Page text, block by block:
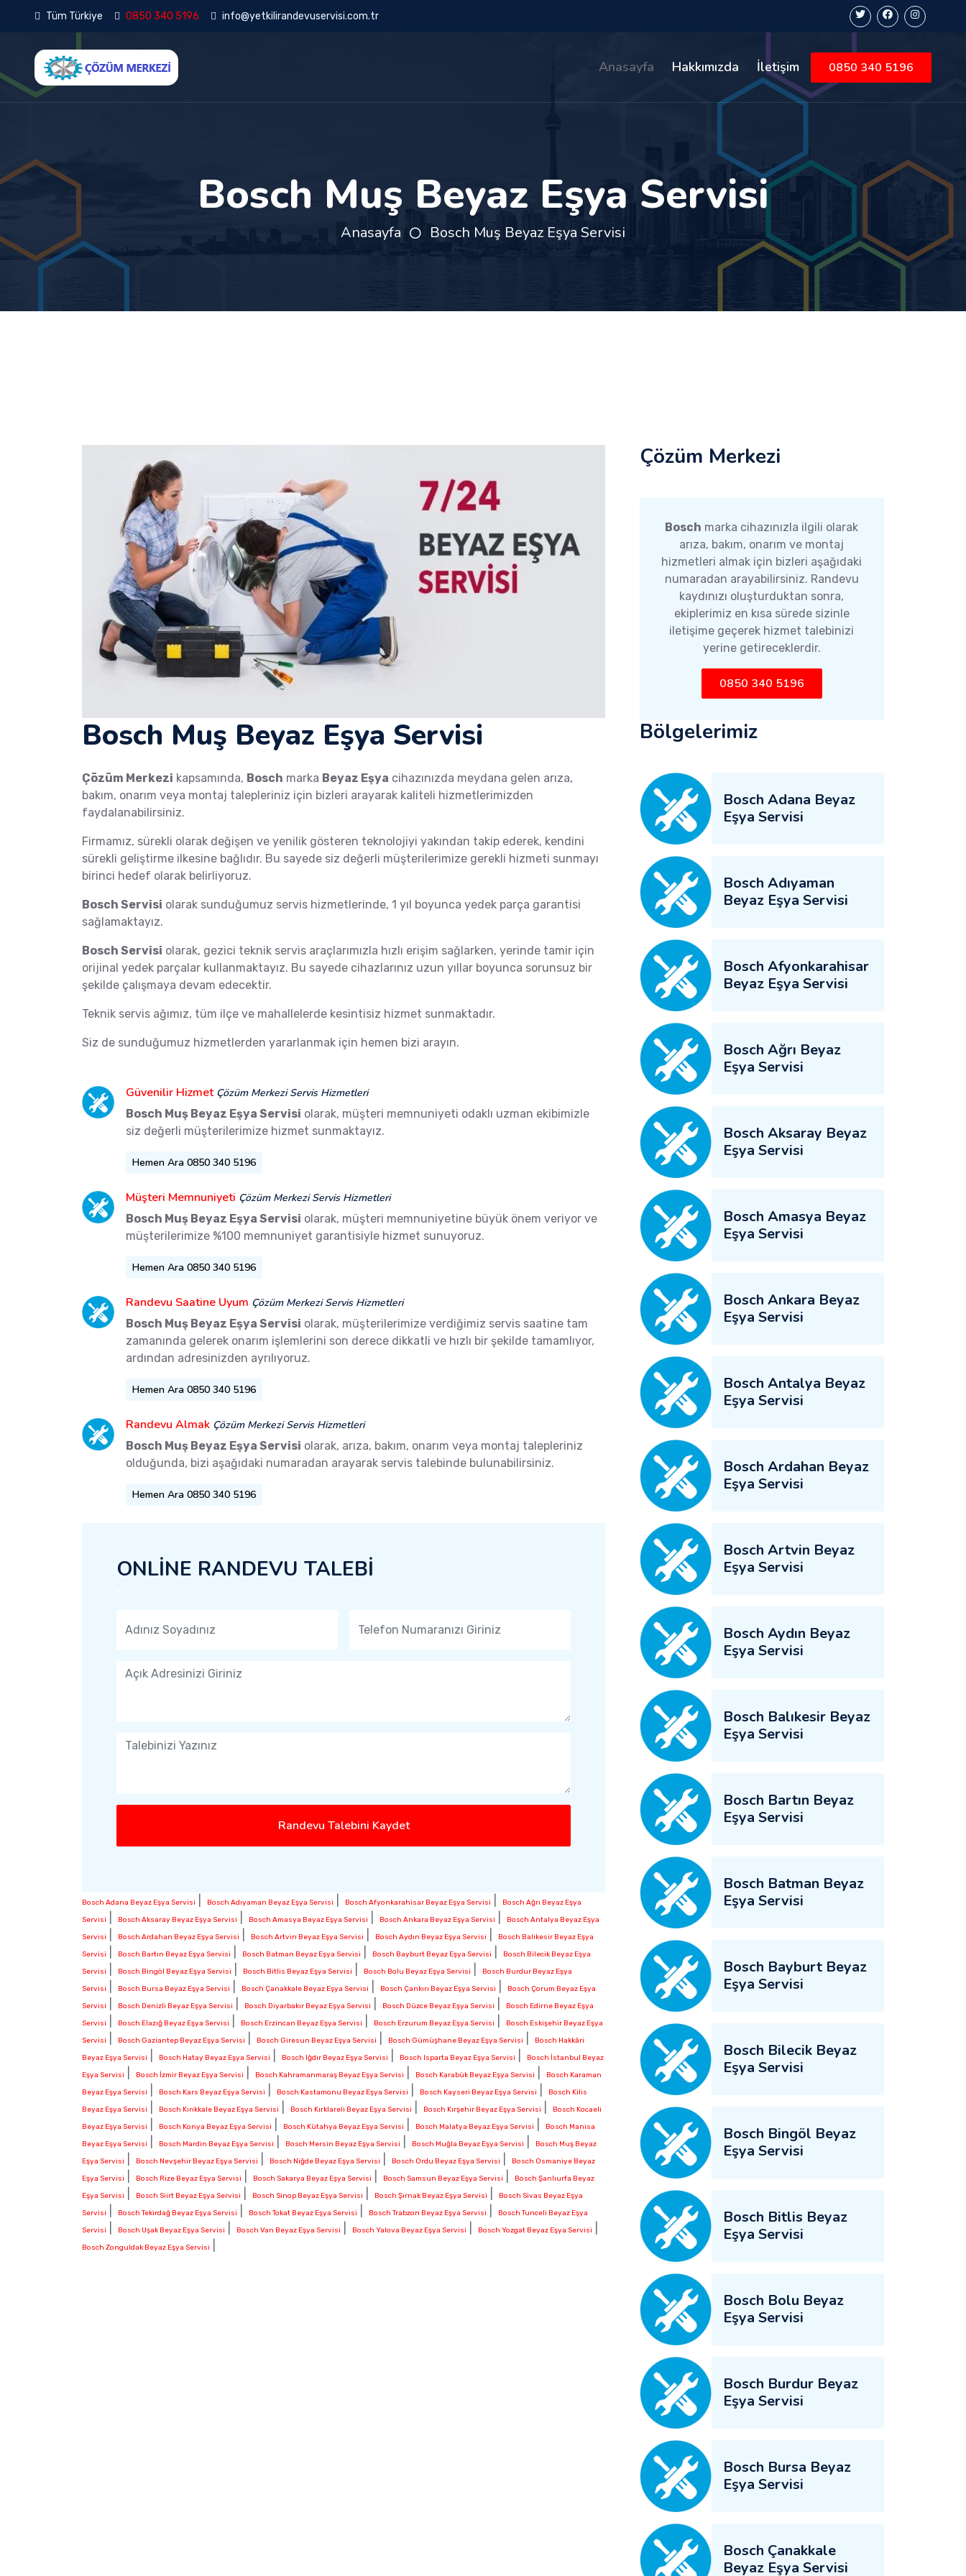
Tüm Türkiye 0850 340 5196 info@yetkilirandevuservisi.com.tr
Anasayfa Hakkımızda İletişim 0850 340 5196
Bosch Muş Beyaz Eşya Servisi
Anasayfa Bosch Muş Beyaz Eşya Servisi
Bosch Muş Beyaz Eşya Servisi
Çözüm Merkezi kapsamında, Bosch marka Beyaz Eşya cihazınızda meydana gelen arıza,
bakım, onarım veya montaj talepleriniz için bizleri arayarak kaliteli hizmetlerimizden
faydalanabilirsiniz.
Firmamız, sürekli olarak değişen ve yenilik gösteren teknolojiyi yakından takip ederek, kendini
sürekli geliştirme ilkesine bağlıdır. Bu sayede siz değerli müşterilerimize gerekli hizmeti sunmayı
birinci hedef olarak belirliyoruz.
Bosch Servisi olarak sunduğumuz servis hizmetlerinde, 1 yıl boyunca yedek parça garantisi
sağlamaktayız.
Bosch Servisi olarak, gezici teknik servis araçlarımızla hızlı erişim sağlarken, yerinde tamir için
orijinal yedek parçalar kullanmaktayız. Bu sayede cihazlarınız uzun yıllar boyunca sorunsuz bir
şekilde çalışmaya devam edecektir.
Teknik servis ağımız, tüm ilçe ve mahallelerde kesintisiz hizmet sunmaktadır.
Siz de sunduğumuz hizmetlerden yararlanmak için hemen bizi arayın.
Güvenilir Hizmet Çözüm Merkezi Servis Hizmetleri
Bosch Muş Beyaz Eşya Servisi olarak, müşteri memnuniyeti odaklı uzman ekibimizle
siz değerli müşterilerimize hizmet sunmaktayız.
Hemen Ara 0850 340 5196
Müşteri Memnuniyeti Çözüm Merkezi Servis Hizmetleri
Bosch Muş Beyaz Eşya Servisi olarak, müşteri memnuniyetine büyük önem veriyor ve
müşterilerimize %100 memnuniyet garantisiyle hizmet sunuyoruz.
Hemen Ara 0850 340 5196
Randevu Saatine Uyum Çözüm Merkezi Servis Hizmetleri
Bosch Muş Beyaz Eşya Servisi olarak, müşterilerimize verdiğimiz servis saatine tam
zamanında gelerek onarım işlemlerini son derece dikkatli ve hızlı bir şekilde tamamlıyor,
ardından adresinizden ayrılıyoruz.
Hemen Ara 0850 340 5196
Randevu Almak Çözüm Merkezi Servis Hizmetleri
Bosch Muş Beyaz Eşya Servisi olarak, arıza, bakım, onarım veya montaj talepleriniz
olduğunda, bizi aşağıdaki numaradan arayarak servis talebinde bulunabilirsiniz.
Hemen Ara 0850 340 5196
ONLİNE RANDEVU TALEBİ
Randevu Talebini Kaydet
Bosch Adana Beyaz Eşya Servisi Bosch Adıyaman Beyaz Eşya Servisi Bosch Afyonkarahisar Beyaz Eşya Servisi
Bosch Ağrı Beyaz Eşya
Servisi
Bosch Aksaray Beyaz Eşya Servisi Bosch Amasya Beyaz Eşya Servisi Bosch Ankara Beyaz Eşya Servisi
Bosch Antalya Beyaz Eşya
Servisi
Bosch Ardahan Beyaz Eşya Servisi Bosch Artvin Beyaz Eşya Servisi Bosch Aydın Beyaz Eşya Servisi
Bosch Balıkesir Beyaz Eşya
Servisi
Bosch Bartın Beyaz Eşya Servisi Bosch Batman Beyaz Eşya Servisi Bosch Bayburt Beyaz Eşya Servisi
Bosch Bilecik Beyaz Eşya
Servisi
Bosch Bingöl Beyaz Eşya Servisi Bosch Bitlis Beyaz Eşya Servisi Bosch Bolu Beyaz Eşya Servisi
Bosch Burdur Beyaz Eşya
Servisi
Bosch Bursa Beyaz Eşya Servisi Bosch Çanakkale Beyaz Eşya Servisi Bosch Çankırı Beyaz Eşya Servisi
Bosch Çorum Beyaz Eşya
Servisi
Bosch Denizli Beyaz Eşya Servisi Bosch Diyarbakır Beyaz Eşya Servisi Bosch Düzce Beyaz Eşya Servisi
Bosch Edirne Beyaz Eşya
Servisi
Bosch Elazığ Beyaz Eşya Servisi Bosch Erzincan Beyaz Eşya Servisi Bosch Erzurum Beyaz Eşya Servisi
Bosch Eskişehir Beyaz Eşya
Servisi
Bosch Gaziantep Beyaz Eşya Servisi Bosch Giresun Beyaz Eşya Servisi Bosch Gümüşhane Beyaz Eşya Servisi
Bosch Hakkâri
Beyaz Eşya Servisi
Bosch Hatay Beyaz Eşya Servisi Bosch Iğdır Beyaz Eşya Servisi Bosch Isparta Beyaz Eşya Servisi
Bosch İstanbul Beyaz
Eşya Servisi
Bosch İzmir Beyaz Eşya Servisi Bosch Kahramanmaraş Beyaz Eşya Servisi Bosch Karabük Beyaz Eşya Servisi
Bosch Karaman
Beyaz Eşya Servisi
Bosch Kars Beyaz Eşya Servisi Bosch Kastamonu Beyaz Eşya Servisi Bosch Kayseri Beyaz Eşya Servisi
Bosch Kilis
Beyaz Eşya Servisi
Bosch Kırıkkale Beyaz Eşya Servisi Bosch Kırklareli Beyaz Eşya Servisi Bosch Kırşehir Beyaz Eşya Servisi
Bosch Kocaeli
Beyaz Eşya Servisi
Bosch Konya Beyaz Eşya Servisi Bosch Kütahya Beyaz Eşya Servisi Bosch Malatya Beyaz Eşya Servisi
Bosch Manisa
Beyaz Eşya Servisi
Bosch Mardin Beyaz Eşya Servisi Bosch Mersin Beyaz Eşya Servisi Bosch Muğla Beyaz Eşya Servisi
Bosch Muş Beyaz
Eşya Servisi
Bosch Nevşehir Beyaz Eşya Servisi Bosch Niğde Beyaz Eşya Servisi Bosch Ordu Beyaz Eşya Servisi
Bosch Osmaniye Beyaz
Eşya Servisi
Bosch Rize Beyaz Eşya Servisi Bosch Sakarya Beyaz Eşya Servisi Bosch Samsun Beyaz Eşya Servisi
Bosch Şanlıurfa Beyaz
Eşya Servisi
Bosch Siirt Beyaz Eşya Servisi Bosch Sinop Beyaz Eşya Servisi Bosch Şırnak Beyaz Eşya Servisi
Bosch Sivas Beyaz Eşya
Servisi
Bosch Tekirdağ Beyaz Eşya Servisi Bosch Tokat Beyaz Eşya Servisi Bosch Trabzon Beyaz Eşya Servisi
Bosch Tunceli Beyaz Eşya
Servisi
Bosch Uşak Beyaz Eşya Servisi Bosch Van Beyaz Eşya Servisi Bosch Yalova Beyaz Eşya Servisi Bosch Yozgat Beyaz Eşya Servisi
Bosch Zonguldak Beyaz Eşya Servisi
Çözüm Merkezi
Bosch marka cihazınızla ilgili olarak
arıza, bakım, onarım ve montaj
hizmetleri almak için bizleri aşağıdaki
numaradan arayabilirsiniz. Randevu
kaydınızı oluşturduktan sonra,
ekiplerimiz en kısa sürede sizinle
iletişime geçerek hizmet talebinizi
yerine getireceklerdir.
0850 340 5196
Bölgelerimiz
Bosch Adana Beyaz
Eşya Servisi
Bosch Adıyaman
Beyaz Eşya Servisi
Bosch Afyonkarahisar
Beyaz Eşya Servisi
Bosch Ağrı Beyaz
Eşya Servisi
Bosch Aksaray Beyaz
Eşya Servisi
Bosch Amasya Beyaz
Eşya Servisi
Bosch Ankara Beyaz
Eşya Servisi
Bosch Antalya Beyaz
Eşya Servisi
Bosch Ardahan Beyaz
Eşya Servisi
Bosch Artvin Beyaz
Eşya Servisi
Bosch Aydın Beyaz
Eşya Servisi
Bosch Balıkesir Beyaz
Eşya Servisi
Bosch Bartın Beyaz
Eşya Servisi
Bosch Batman Beyaz
Eşya Servisi
Bosch Bayburt Beyaz
Eşya Servisi
Bosch Bilecik Beyaz
Eşya Servisi
Bosch Bingöl Beyaz
Eşya Servisi
Bosch Bitlis Beyaz
Eşya Servisi
Bosch Bolu Beyaz
Eşya Servisi
Bosch Burdur Beyaz
Eşya Servisi
Bosch Bursa Beyaz
Eşya Servisi
Bosch Çanakkale
Beyaz Eşya Servisi